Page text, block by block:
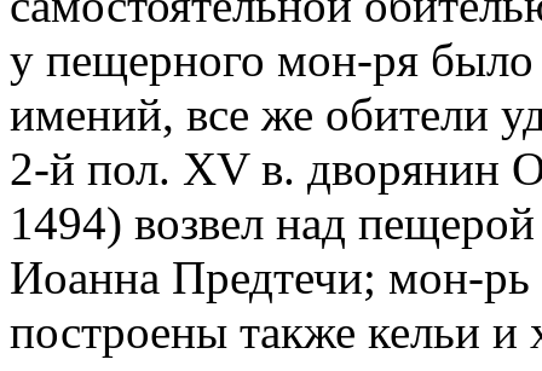
у пещерного мон-ря
имений, все же обители
2-й пол. XV в. дворянин
1494) возвел над
Иоанна Предтечи; мон-рь
построены также кельи